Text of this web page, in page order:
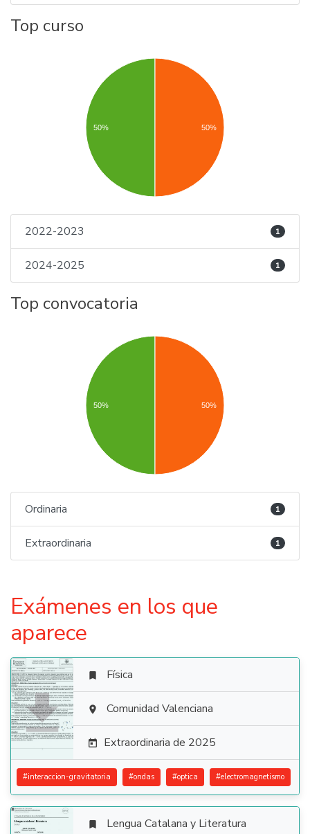
Top curso
50% 50%
2022-2023 1
2024-2025 1
Top convocatoria
50% 50%
Ordinaria 1
Extraordinaria 1
Exámenes en los que
aparece

 Física
 Comunidad Valenciana
 Extraordinaria de 2025
#interaccion-gravitatoria #ondas #optica #electromagnetismo
 Lengua Catalana y Literatura